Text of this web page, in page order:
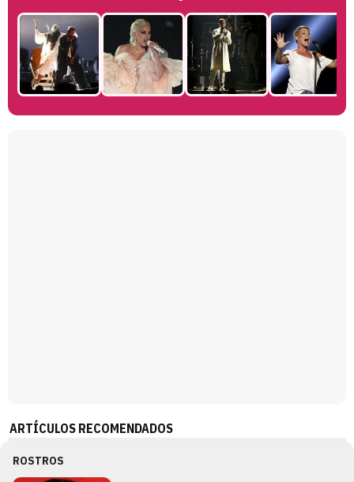
Manu Baqueiro: "Tuve como referente a Bruce Willis en 'Luz de Luna' para mi trabajo en la serie 'Perdiendo el juicio'"
ARTÍCULOS RECOMENDADOS
ROSTROS